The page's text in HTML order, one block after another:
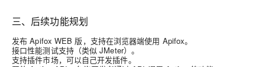
三、后续功能规划
发布 Apifox WEB 版，支持在浏览器端使用 Apifox。
接口性能测试支持（类似 JMeter）。
支持插件市场，可以自己开发插件。